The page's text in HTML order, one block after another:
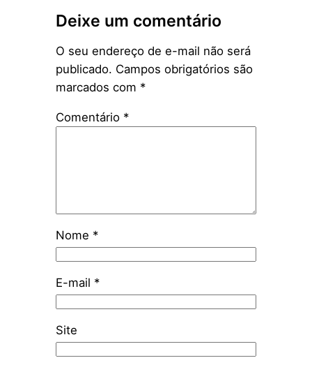
Deixe um comentário
O seu endereço de e-mail não será
publicado. Campos obrigatórios são
marcados com *
Comentário *
Nome *
E-mail *
Site